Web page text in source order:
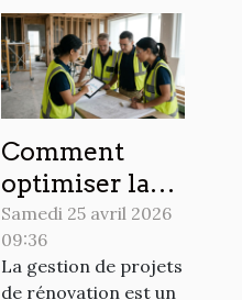
Comment
optimiser la
gestion de
projets de
rénovation
Samedi 25 avril 2026
09:36
La gestion de projets
de rénovation est un